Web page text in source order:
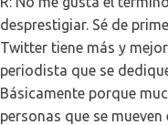
desprestigiar. Sé de
Twitter tiene más y
periodista que se
Básicamente porque
personas que se